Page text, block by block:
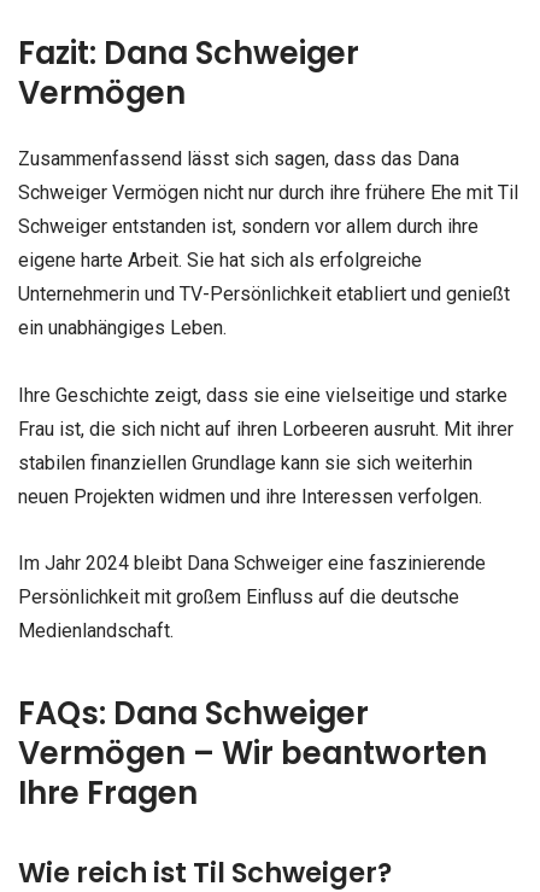
Fazit: Dana Schweiger
Vermögen
Zusammenfassend lässt sich sagen, dass das Dana
Schweiger Vermögen nicht nur durch ihre frühere Ehe mit Til
Schweiger entstanden ist, sondern vor allem durch ihre
eigene harte Arbeit. Sie hat sich als erfolgreiche
Unternehmerin und TV-Persönlichkeit etabliert und genießt
ein unabhängiges Leben.
Ihre Geschichte zeigt, dass sie eine vielseitige und starke
Frau ist, die sich nicht auf ihren Lorbeeren ausruht. Mit ihrer
stabilen finanziellen Grundlage kann sie sich weiterhin
neuen Projekten widmen und ihre Interessen verfolgen.
Im Jahr 2024 bleibt Dana Schweiger eine faszinierende
Persönlichkeit mit großem Einfluss auf die deutsche
Medienlandschaft.
FAQs: Dana Schweiger
Vermögen – Wir beantworten
Ihre Fragen
Wie reich ist Til Schweiger?